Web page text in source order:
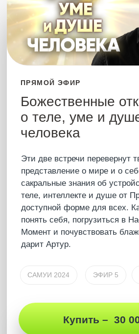
Познавший себя
ПОДКАСТ
Ты узнаешь об опыте самого Артура —
Что такое это познание? Как познать себя?
Что нужно для этого делать и чего делать не
нужно? Как видит мир человек, который
познал себя? Как понять, что тебе доступно
самопознание? Что происходит в момент
самопознания? В этом подкасте Артур
раскрыл, какому человеку открывается Бог,
когда жизнь перестает давать свои «уроки» и
единственное, что отдаляет тебя от Истины!
Купить – 7777 ₽